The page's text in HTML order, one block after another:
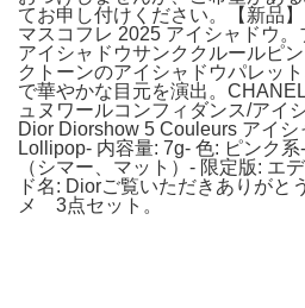
てお申し付けください。【新品
マスコフレ 2025 アイシャドウ
アイシャドウサンククルールピ
クトーンのアイシャドウパレッ
で華やかな目元を演出。
ュヌワールコンフィダンス/アイ
Dior Diorshow 5 Couleurs アイ
Lollipop- 内容量: 7g- 色: ピンク
（シマー、マット）- 限定版: エ
ド名: Diorご覧いただきありがと
メ 3点セット。